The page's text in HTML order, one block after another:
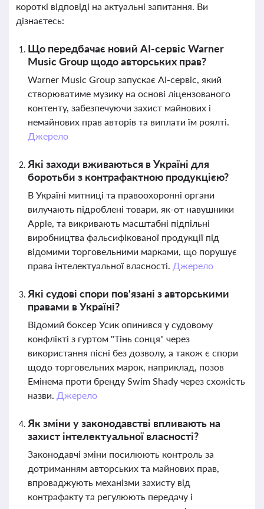
короткі відповіді на актуальні запитання. Ви
дізнаєтесь:
Що передбачає новий AI-сервіс Warner
Music Group щодо авторських прав?
Warner Music Group запускає AI-сервіс, який
створюватиме музику на основі ліцензованого
контенту, забезпечуючи захист майнових і
немайнових прав авторів та виплати їм роялті.
Джерело
Які заходи вживаються в Україні для
боротьби з контрафактною продукцією?
В Україні митниці та правоохоронні органи
вилучають підроблені товари, як-от навушники
Apple, та викривають масштабні підпільні
виробництва фальсифікованої продукції під
відомими торговельними марками, що порушує
права інтелектуальної власності. Джерело
Які судові спори пов'язані з авторськими
правами в Україні?
Відомий боксер Усик опинився у судовому
конфлікті з гуртом "Тінь сонця" через
використання пісні без дозволу, а також є спори
щодо торговельних марок, наприклад, позов
Емінема проти бренду Swim Shady через схожість
назви. Джерело
Як зміни у законодавстві впливають на
захист інтелектуальної власності?
Законодавчі зміни посилюють контроль за
дотриманням авторських та майнових прав,
впроваджують механізми захисту від
контрафакту та регулюють передачу і